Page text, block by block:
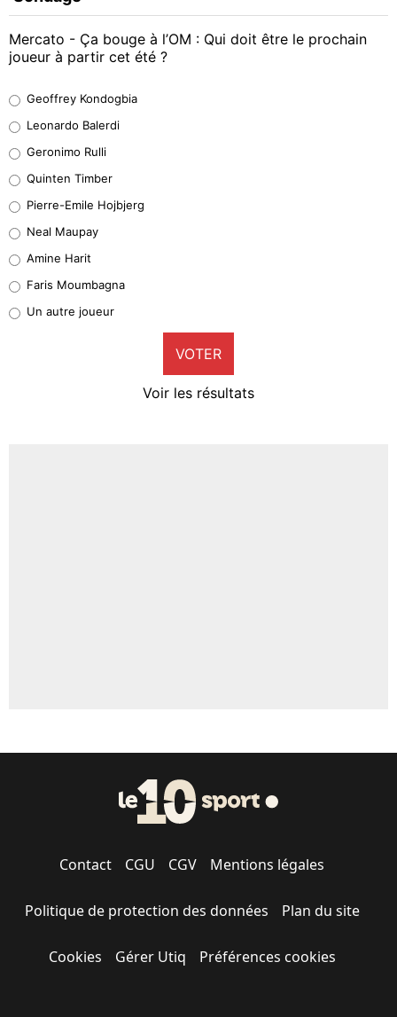
Mercato - Ça bouge à l’OM : Qui doit être le prochain
joueur à partir cet été ?
38%
32%
5%
1%
9%
Geoffrey Kondogbia
Leonardo Balerdi
Geronimo Rulli
Quinten Timber
Pierre-Emile Hojbjerg
Neal Maupay
Amine Harit
Faris Moumbagna
Un autre joueur
VOTER
Voir les résultats
Contact CGU CGV Mentions légales
Politique de protection des données Plan du site
Cookies Gérer Utiq Préférences cookies